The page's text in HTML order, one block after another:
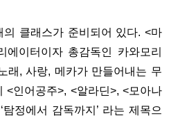
의 클래스가 준비되어 있다. <마
에이터이자 총감독인 카와모리
래, 사랑, 메카가 만들어내는 무
<인어공주>, <알라딘>, <모아나
정에서 감독까지’ 라는 제목으